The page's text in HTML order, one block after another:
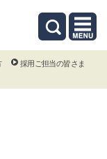
採用ご担当の皆さま